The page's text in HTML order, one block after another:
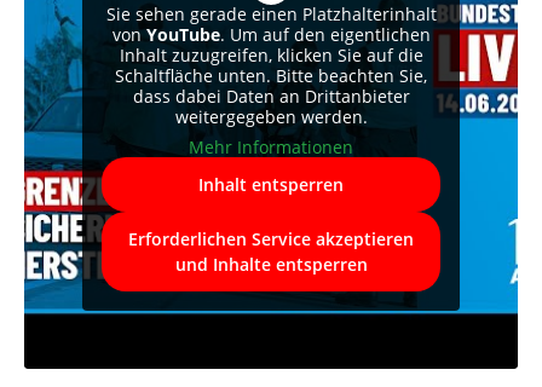
Sie sehen gerade einen Platzhalterinhalt
vonYouTube. Um auf den eigentlichen
Inhalt zuzugreifen, klicken Sie auf die
Schaltfläche unten. Bitte beachten Sie,
dass dabei Daten an Drittanbieter
weitergegeben werden.
Mehr Informationen
Inhalt entsperren
Erforderlichen Service akzeptieren
und Inhalte entsperren